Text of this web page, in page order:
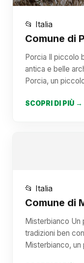
📂 Italia
Comune di
Porcia Il piccolo
antica e belle
Porcia, un
SCOPRI DI PIÙ →
📂 Italia
Comune di
Misterbianco
tradizioni ben
Misterbianco,